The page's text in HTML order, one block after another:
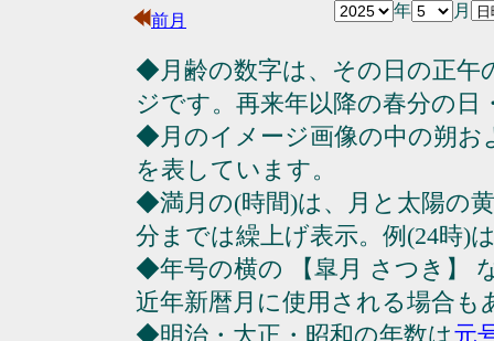
前月
年 月
◆月齢の数字は、その日の正午
ジです。再来年以降の春分の日
◆月のイメージ画像の中の朔
を表しています。
◆満月の(時間)は、月と太陽の
分までは繰上げ表示。例(24時)
◆年号の横の 【皐月 さつき】
近年新暦月に使用される場合も
◆明治・大正・昭和の年数は元